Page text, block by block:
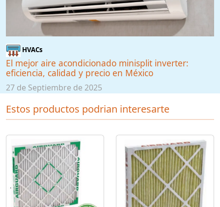
HVACs
El mejor aire acondicionado minisplit inverter:
eficiencia, calidad y precio en México
27 de Septiembre de 2025
Estos productos podrian interesarte